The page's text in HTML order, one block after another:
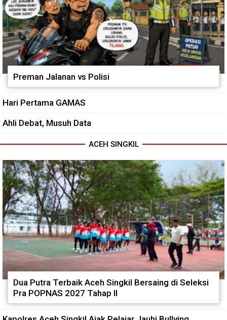
Preman Jalanan vs Polisi
Hari Pertama GAMAS
Ahli Debat, Musuh Data
ACEH SINGKIL
Dua Putra Terbaik Aceh Singkil Bersaing di Seleksi
Pra POPNAS 2027 Tahap II